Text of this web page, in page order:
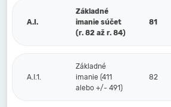
A.I.
Základné
imanie súčet
(r. 82 až r. 84)
81
A.I.1.
Základné
imanie (411
alebo +/- 491)
82